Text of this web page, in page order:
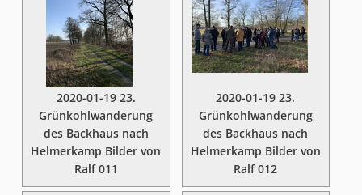
2020-01-19 23.
Grünkohlwanderung
des Backhaus nach
Helmerkamp Bilder von
Ralf 011
2020-01-19 23.
Grünkohlwanderung
des Backhaus nach
Helmerkamp Bilder von
Ralf 012